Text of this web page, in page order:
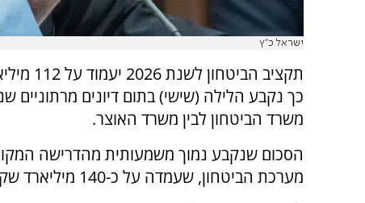
ישראל כ"ץ
תקציב
כך נקבע הלילה (שישי) בתום דיונים מרתוניים
משרד הביטחון לבין משרד האוצר.
הסכום שנקבע נמוך משמעותית מהדרישה
מערכת הביטחון, שעמדה על כ-140 מיליארד שקלים.